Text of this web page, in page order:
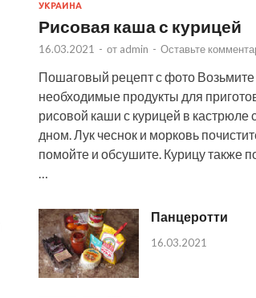
УКРАИНА
Рисовая каша с курицей
16.03.2021 - от admin - Оставьте
Пошаговый рецепт с фото Возьмите
необходимые продукты для
рисовой каши с курицей в кастрюле
дном. Лук чеснок и морковь
помойте и обсушите. Курицу также
…
Панцеротти
16.03.2021